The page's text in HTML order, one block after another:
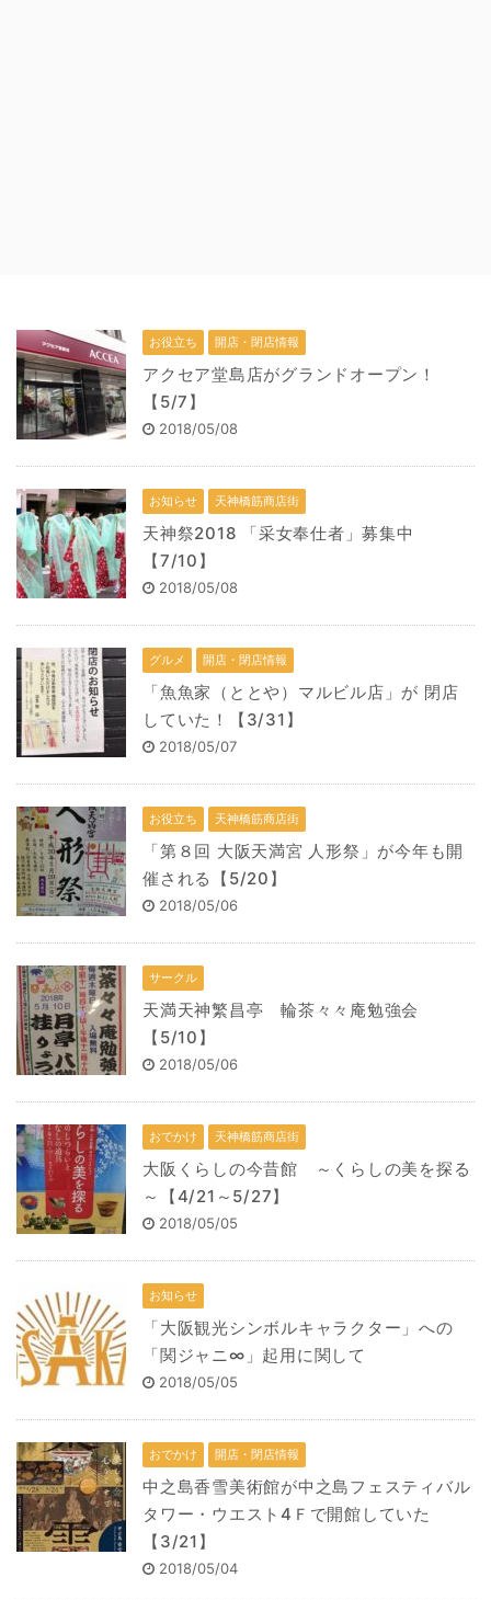
お役立ち 開店・閉店情報
アクセア堂島店がグランドオープン！
【5/7】
2018/05/08
お知らせ 天神橋筋商店街
天神祭2018 「采女奉仕者」募集中
【7/10】
2018/05/08
グルメ 開店・閉店情報
「魚魚家（ととや）マルビル店」が 閉店
していた！【3/31】
2018/05/07
お役立ち 天神橋筋商店街
「第８回 大阪天満宮 人形祭」が今年も開
催される【5/20】
2018/05/06
サークル
天満天神繁昌亭 輪茶々々庵勉強会
【5/10】
2018/05/06
おでかけ 天神橋筋商店街
大阪くらしの今昔館 ～くらしの美を探る
～【4/21～5/27】
2018/05/05
お知らせ
「大阪観光シンボルキャラクター」への
「関ジャニ∞」起用に関して
2018/05/05
おでかけ 開店・閉店情報
中之島香雪美術館が中之島フェスティバル
タワー・ウエスト4Ｆで開館していた
【3/21】
2018/05/04